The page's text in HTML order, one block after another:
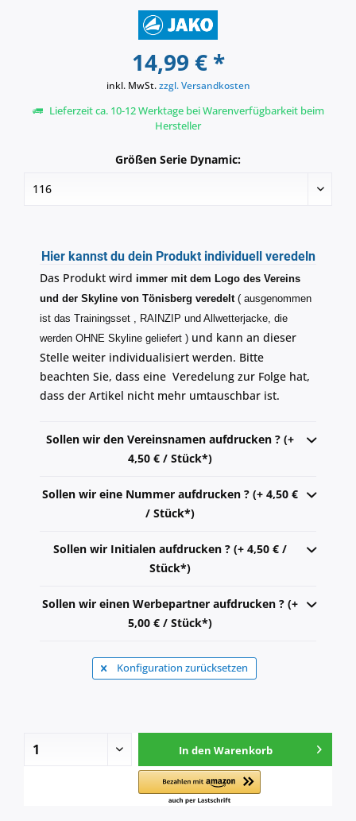
14,99 € *
inkl. MwSt.zzgl. Versandkosten
Lieferzeit ca. 10-12 Werktage bei Warenverfügbarkeit beim
Hersteller
Größen Serie Dynamic:
Hier kannst du dein Produkt individuell veredeln
Das Produkt wird immer mit dem Logo des Vereins
und der Skyline von Tönisberg veredelt( ausgenommen
ist das Trainingsset , RAINZIP und Allwetterjacke, die
werden OHNE Skyline geliefert ) und kann an dieser
Stelle weiter individualisiert werden. Bitte
beachten Sie, dass eine Veredelung zur Folge hat,
dass der Artikel nicht mehr umtauschbar ist.
Sollen wir den Vereinsnamen aufdrucken ? (+
4,50 € / Stück*)
Sollen wir eine Nummer aufdrucken ? (+ 4,50 €
/ Stück*)
Sollen wir Initialen aufdrucken ? (+ 4,50 € /
Stück*)
Sollen wir einen Werbepartner aufdrucken ? (+
5,00 € / Stück*)
Konfiguration zurücksetzen
In den Warenkorb